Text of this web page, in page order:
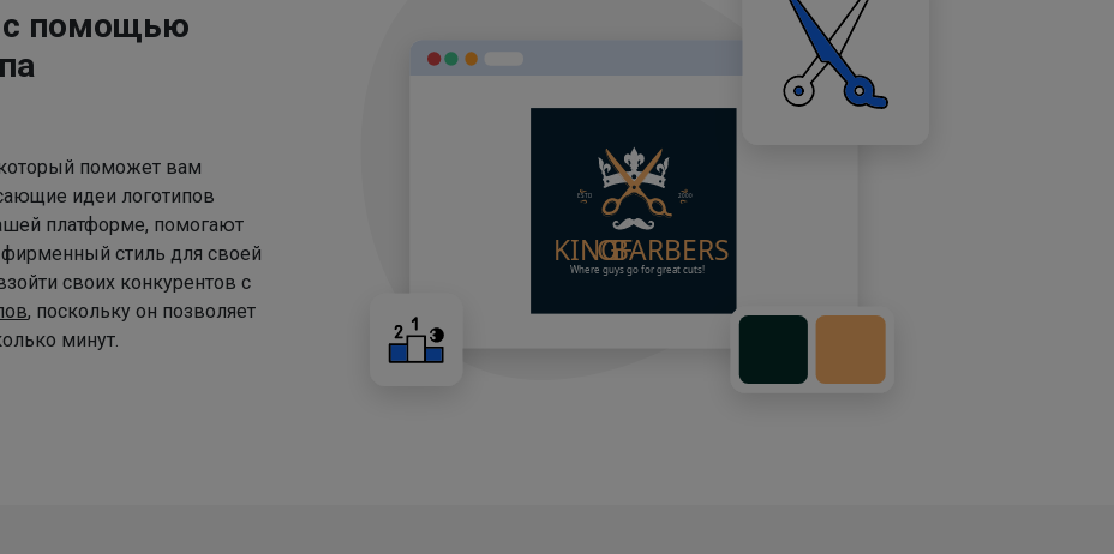
с помощью
поможет вам
идеи логотипов
платформе, помогают
фирменный стиль для своей
своих конкурентов с
, поскольку он позволяет
минут.